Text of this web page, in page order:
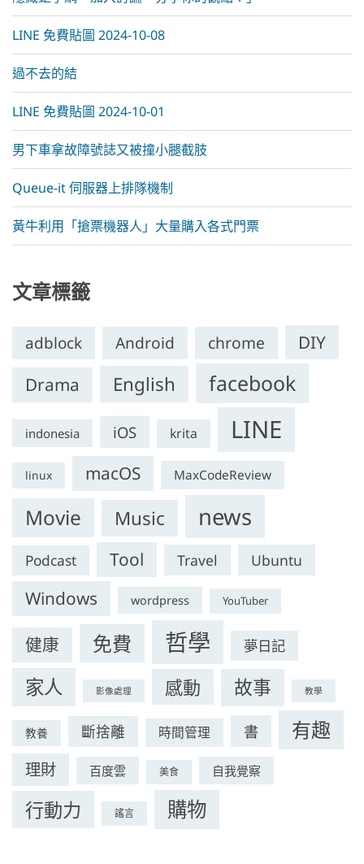
LINE 免費貼圖 2024-10-08
過不去的結
LINE 免費貼圖 2024-10-01
男下車拿故障號誌又被撞小腿截肢
Queue-it 伺服器上排隊機制
黃牛利用「搶票機器人」大量購入各式門票
文章標籤
adblock Android chrome
DIY
Drama
English facebook
indonesia iOS krita LINE
linux macOS MaxCodeReview
Movie Music news
Podcast Tool Travel Ubuntu
Windows wordpress YouTuber
健康 免費 哲學 夢日記
家人 影像處理 感動 故事 教學
教養 斷捨離 時間管理 書 有趣
理財 百度雲 美食 自我覺察
行動力 謠言 購物